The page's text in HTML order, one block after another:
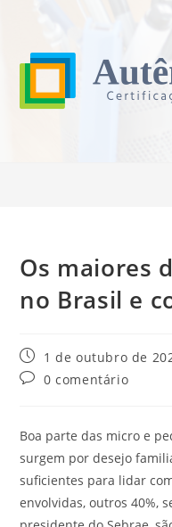
Os maiores
no Brasil e
Post
publicado:
1 de outubro de
Comentários
0 comentário
Boa parte das micro e
surgem por desejo
suficientes para lidar
envolvidas, outros 40%,